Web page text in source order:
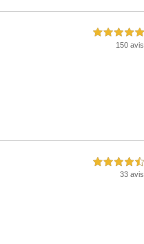
5,0 étoiles sur 5
150 avis
4,5 étoiles sur 5
33 avis